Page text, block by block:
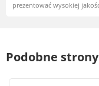
prezentować wysokiej
Podobne strony